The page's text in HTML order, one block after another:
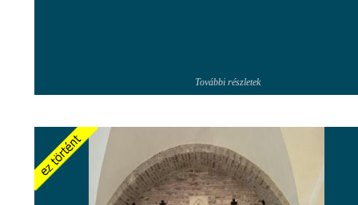
További részletek